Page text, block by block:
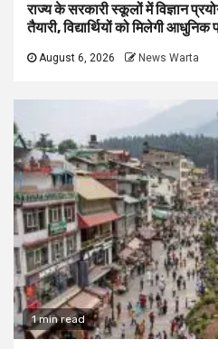
राज्य के सरकारी स्कूलों में विज्ञान
तैयारी, विद्यार्थियों को मिलेगी आधुनिक
August 6, 2026 News Warta
1 min read